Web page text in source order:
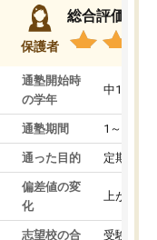
保護者
総合評価
通塾開始時
の学年
中1
通塾期間 1～3ヵ月
通った目的 定期テス
偏差値の変
化
上がった
志望校の合
受験して